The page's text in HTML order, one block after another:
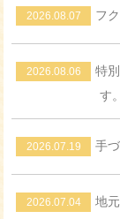
2026.08.07 フ
2026.08.06
特
す。
2026.07.19 手
2026.07.04 地